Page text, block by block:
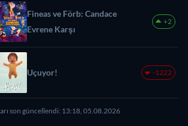
Fineas ve Förb: Candace
Evrene Karşı
+2
Uçuyor! -1222
son güncellendi: 13:18, 05.08.2026